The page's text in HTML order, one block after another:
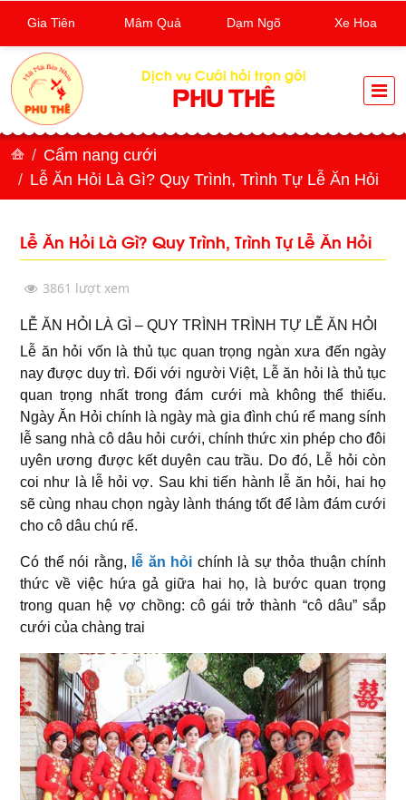
Dịch vụ Cưới hỏi trọn gói
PHU THÊ
Cẩm nang cưới
Lễ Ăn Hỏi Là Gì? Quy Trình, Trình Tự Lễ Ăn Hỏi
Lễ Ăn Hỏi Là Gì? Quy Trình, Trình Tự Lễ Ăn Hỏi
3861 lượt xem
LỄ ĂN HỎI LÀ GÌ – QUY TRÌNH TRÌNH TỰ LỄ ĂN HỎI
Lễ ăn hỏi vốn là thủ tục quan trọng ngàn xưa đến ngày
nay được duy trì. Đối với người Việt, Lễ ăn hỏi là thủ tục
quan trọng nhất trong đám cưới mà không thể thiếu.
Ngày Ăn Hỏi chính là ngày mà gia đình chú rể mang sính
lễ sang nhà cô dâu hỏi cưới, chính thức xin phép cho đôi
uyên ương được kết duyên cau trầu. Do đó, Lễ hỏi còn
coi như là lễ hỏi vợ. Sau khi tiến hành lễ ăn hỏi, hai họ
sẽ cùng nhau chọn ngày lành tháng tốt để làm đám cưới
cho cô dâu chú rể.
Có thể nói rằng, lễ ăn hỏi chính là sự thỏa thuận chính
thức về việc hứa gả giữa hai họ, là bước quan trọng
trong quan hệ vợ chồng: cô gái trở thành “cô dâu” sắp
cưới của chàng trai
Gia Tiên Mâm Quả Dạm Ngõ Xe Hoa